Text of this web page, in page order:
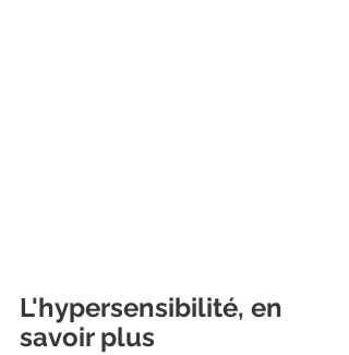
L'hypersensibilité, en
savoir plus